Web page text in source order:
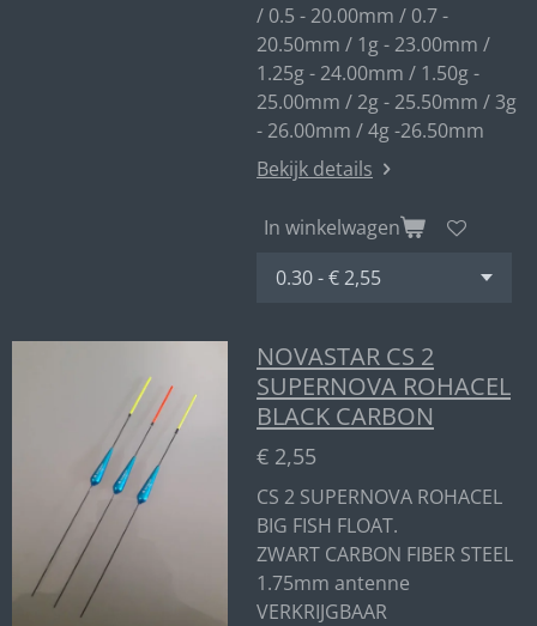
/ 0.5 - 20.00mm / 0.7 -
20.50mm / 1g - 23.00mm /
1.25g - 24.00mm / 1.50g -
25.00mm / 2g - 25.50mm / 3g
- 26.00mm / 4g -26.50mm
Bekijk details
In winkelwagen
NOVASTAR CS 2
SUPERNOVA ROHACEL
BLACK CARBON
€ 2,55
CS 2 SUPERNOVA ROHACEL
BIG FISH FLOAT.
ZWART CARBON FIBER STEEL
1.75mm antenne
VERKRIJGBAAR